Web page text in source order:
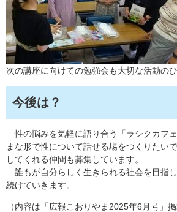
次の講座に向けての勉強会も大切な活動の
今後は？
性の悩みを気軽に語り合う「ラシクカフ
まな形で性について話せる場をつくりたい
してくれる仲間も募集しています。
誰もが自分らしく生きられる社会を目指
続けていきます。
（内容は「広報こおりやま2025年6月号」